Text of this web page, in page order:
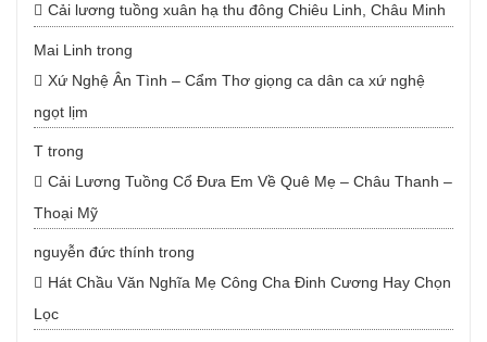
Cải lương tuồng xuân hạ thu đông Chiêu Linh, Châu Minh
Mai Linh trong
Xứ Nghệ Ân Tình – Cẩm Thơ giọng ca dân ca xứ nghệ
ngọt lịm
T trong
Cải Lương Tuồng Cổ Đưa Em Về Quê Mẹ – Châu Thanh –
Thoại Mỹ
nguyễn đức thính trong
Hát Chầu Văn Nghĩa Mẹ Công Cha Đinh Cương Hay Chọn
Lọc